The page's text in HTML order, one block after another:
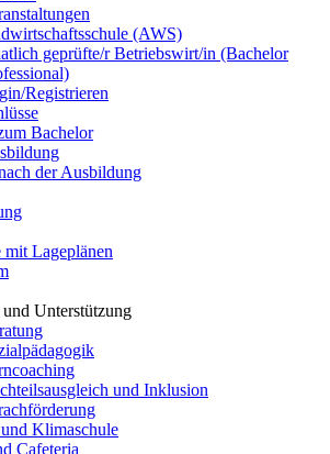
(AWS)
geprüfte/r Betriebswirt/in (Bachelor
Registrieren
Bachelor
der Ausbildung
mit Lageplänen
Unterstützung
und Inklusion
Klimaschule
Cafeteria